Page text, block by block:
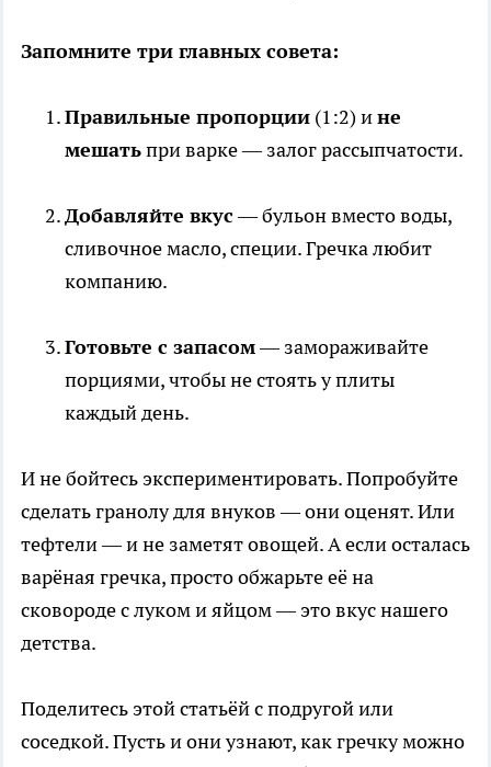
Запомните три главных совета:
Правильные пропорции (1:2) ине
мешатьпри варке — залог рассыпчатости.
Добавляйте вкус— бульон вместо воды,
сливочное масло, специи. Гречка любит
компанию.
Готовьте с запасом— замораживайте
порциями, чтобы не стоять у плиты
каждый день.
И не бойтесь экспериментировать. Попробуйте
сделать гранолу для внуков — они оценят. Или
тефтели — и не заметят овощей. А если осталась
варёная гречка, просто обжарьте её на
сковороде с луком и яйцом — это вкус нашего
детства.
Поделитесь этой статьёй с подругой или
соседкой. Пусть и они узнают, как гречку можно